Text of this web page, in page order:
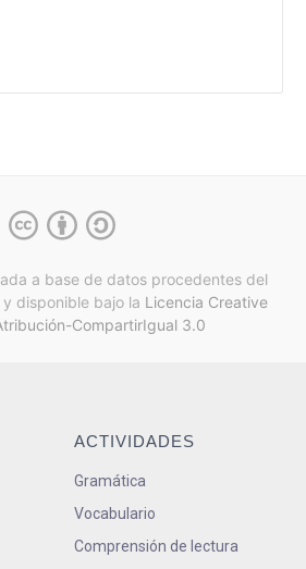
a base de datos procedentes del
y disponible bajo la Licencia Creative
CompartirIgual 3.0
ACTIVIDADES
Gramática
Vocabulario
Comprensión de lectura